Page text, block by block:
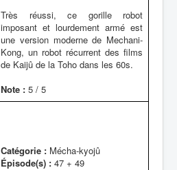
Très réussi, ce gorille robot
imposant et lourdement armé est
une version moderne de Mechani-
Kong, un robot récurrent des films
de Kaijû de la Toho dans les 60s.
Note : 5 / 5
Catégorie : Mécha-kyojû
Épisode(s) : 47 + 49